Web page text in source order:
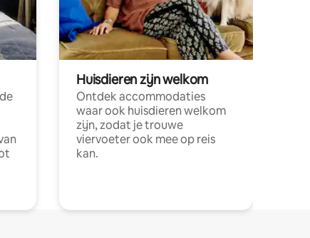
Huisdieren zijn welkom
Ontdek accommodaties
waar ook huisdieren welkom
zijn, zodat je trouwe
viervoeter ook mee op reis
kan.